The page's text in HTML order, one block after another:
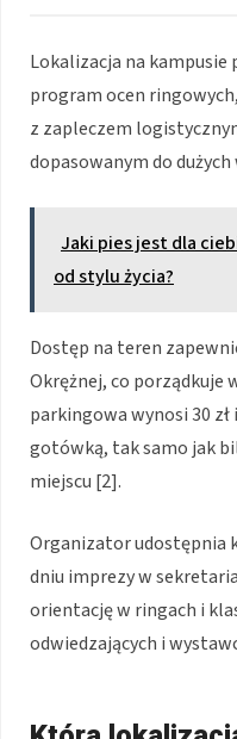
Lokalizacja na kampusie
program ocen
z zapleczem
dopasowanym do
Jaki pies jest dla
od stylu życia?
Dostęp na teren
Okrężnej, co porządkuje
parkingowa wynosi 30
gotówką, tak samo jak
miejscu [2].
Organizator udostępnia
dniu imprezy w
orientację w ringach i
odwiedzających i